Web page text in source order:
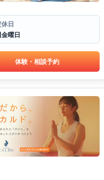
休日
曜日
体験・相談予約